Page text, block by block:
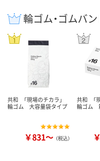
輪ゴム・ゴムバ
共和 「現場のチカラ」
輪ゴム 大容量袋タイプ
￥831～ （税込）
共和 「
輪ゴム